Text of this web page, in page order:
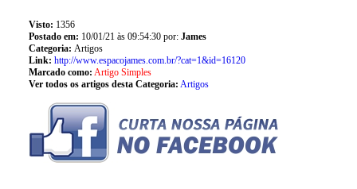
Visto: 1356
Postado em: 10/01/21 às 09:54:30 por: James
Categoria: Artigos
Link: http://www.espacojames.com.br/?cat=1&id=16120
Marcado como: Artigo Simples
Ver todos os artigos desta Categoria: Artigos